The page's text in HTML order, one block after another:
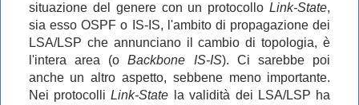
situazione del genere con un protocolloLink-State,
sia esso OSPF o IS-IS, l'ambito di propagazione dei
LSA/LSP che annunciano il cambio di topologia, è
l'intera area (oBackbone IS-IS). Ci sarebbe poi
anche un altro aspetto, sebbene meno importante.
Nei protocolliLink-State la validità dei LSA/LSP ha